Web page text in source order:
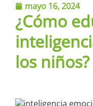
mayo 16, 2024
¿Cómo
los niños?